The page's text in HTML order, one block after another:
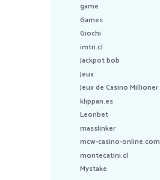
game
Games
Giochi
imtri.cl
Jackpot bob
Jeux
Jeux de Casino Millioner
klippan.es
Leonbet
masslinker
mcw-casino-online.com
montecatini.cl
Mystake